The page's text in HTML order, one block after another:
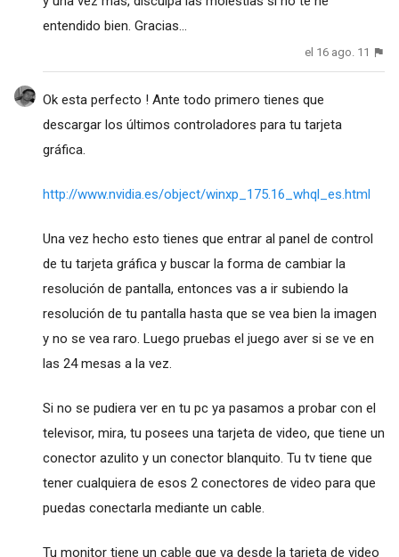
entendido bien. Gracias...
el 16 ago. 11
Ok esta perfecto ! Ante todo primero tienes que
descargar los últimos controladores para tu tarjeta
gráfica.
http://www.nvidia.es/object/winxp_175.16_whql_es.html
Una vez hecho esto tienes que entrar al panel de control
de tu tarjeta gráfica y buscar la forma de cambiar la
resolución de pantalla, entonces vas a ir subiendo la
resolución de tu pantalla hasta que se vea bien la imagen
y no se vea raro. Luego pruebas el juego aver si se ve en
las 24 mesas a la vez.
Si no se pudiera ver en tu pc ya pasamos a probar con el
televisor, mira, tu posees una tarjeta de video, que tiene un
conector azulito y un conector blanquito. Tu tv tiene que
tener cualquiera de esos 2 conectores de video para que
puedas conectarla mediante un cable.
Tu monitor tiene un cable que va desde la tarjeta de video